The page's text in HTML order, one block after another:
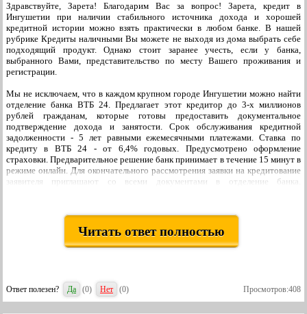
Здравствуйте, Зарета! Благодарим Вас за вопрос! Зарета, кредит в
Ингушетии при наличии стабильного источника дохода и хорошей
кредитной истории можно взять практически в любом банке. В нашей
рубрике Кредиты наличными Вы можете не выходя из дома выбрать себе
подходящий продукт. Однако стоит заранее учесть, если у банка,
выбранного Вами, представительство по месту Вашего проживания и
регистрации.
Мы не исключаем, что в каждом крупном городе Ингушетии можно найти
отделение банка ВТБ 24. Предлагает этот кредитор до 3-х миллионов
рублей гражданам, которые готовы предоставить документальное
подтверждение дохода и занятости. Срок обслуживания кредитной
задолженности - 5 лет равными ежемесячными платежами. Ставка по
кредиту в ВТБ 24 - от 6,4% годовых. Предусмотрено оформление
страховки. Предварительное решение банк принимает в течение 15 минут в
режиме онлайн. Для окончательного рассмотрения заявки на кредитование
заявителя приглашают со всеми документами в отделение банка.
Одобренный дистанционно кредит наличными на любые цели от МТС
банка можно оформить не только в его отделениях, но и в салонах сотовой
связи МТС. Поэтому советуем Вам рассмотреть еще и этот вариант
ежемесячными платежами. Ставку банк подбирает для каждого кредитного
договора индивидуально. Подтверждение дохода требуется лишь в том
случае, если у кредитора будут основания для недоверия к заявителю.
Читать ответ полностью
Ответ полезен? Да (0) Нет (0) Просмотров:408